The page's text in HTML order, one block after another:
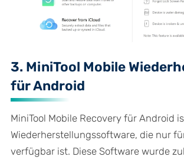
3. MiniTool Mobile
für Android
MiniTool Mobile Recovery für Android
Wiederherstellungssoftware, die nur
verfügbar ist. Diese Software wurde